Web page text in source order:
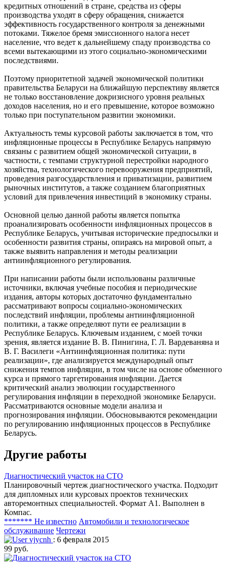
кредитных отношений в стране, средства из сферы
производства уходят в сферу обращения, снижается
эффективность государственного контроля за денежными
потоками. Тяжелое бремя эмиссионного налога несет
население, что ведет к дальнейшему спаду производства со
всеми вытекающими из этого социально-экономическими
последствиями.
Поэтому приоритетной задачей экономической политики
правительства Беларуси на ближайшую перспективу является
не только восстановление докризисного уровня реальных
доходов населения, но и его превышение, которое возможно
только при поступательном развитии экономики.
Актуальность темы курсовой работы заключается в том, что
инфляционные процессы в Республике Беларусь напрямую
связаны с развитием общей экономической ситуации, в
частности, с темпами структурной перестройки народного
хозяйства, технологического перевооружения предприятий,
проведения разгосударствления и приватизации, развитием
рыночных институтов, а также созданием благоприятных
условий для привлечения инвестиций в экономику страны.
Основной целью данной работы является попытка
проанализировать особенности инфляционных процессов в
Республике Беларусь, учитывая исторические предпосылки и
особенности развития страны, опираясь на мировой опыт, а
также выявить направления и методы реализации
антиинфляционного регулирования.
При написании работы были использованы различные
источники, включая учебные пособия и периодические
издания, авторы которых достаточно фундаментально
рассматривают вопросы социально-экономических
последствий инфляции, проблемы антиинфляционной
политики, а также определяют пути ее реализации в
Республике Беларусь. Ключевым изданием, с моей точки
зрения, является издание В. В. Пинигина, Г. Л. Вардеваняна и
В. Г. Василеги «Антиинфляционная политика: пути
реализации», где анализируется международный опыт
снижения темпов инфляции, в том числе на основе обменного
курса и прямого таргетирования инфляции. Дается
критический анализ эволюции государственного
регулирования инфляции в переходной экономике Беларуси.
Рассматриваются основные модели анализа и
прогнозирования инфляции. Обосновываются рекомендации
по регулированию инфляционных процессов в Республике
Беларусь.
Другие работы
Диагностический участок на СТО
Планировочный чертеж диагностического участка. Подходит
для дипломных или курсовых проектов технических
авторемонтных специальностей. Формат А1. Выполнен в
Компас.
******* Не известно Автомобили и технологическое
обслуживание Чертежи
vjycnh : 6 февраля 2015
99 руб.